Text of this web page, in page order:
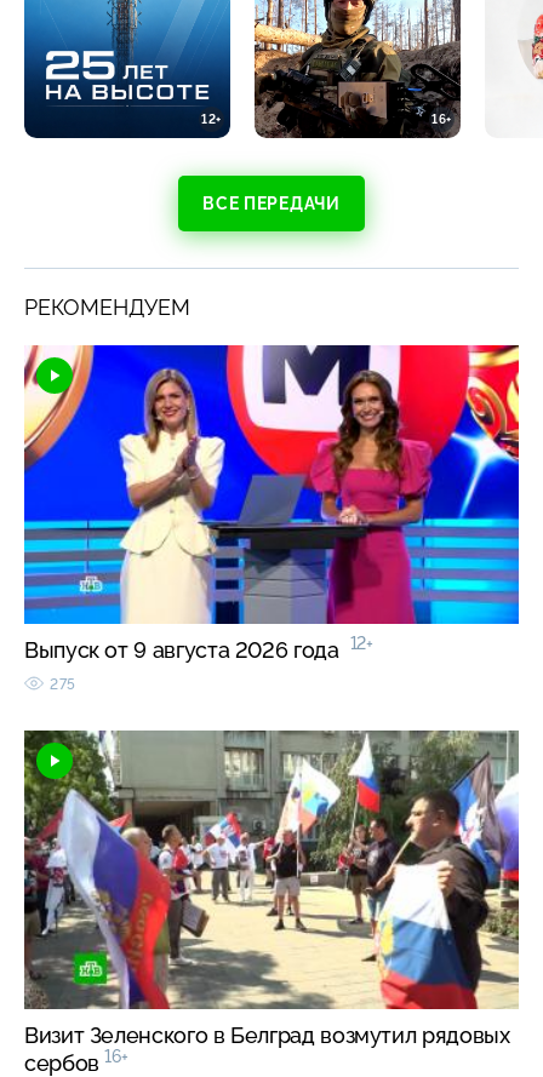
временем и вниманием. А смартфоны, какими бы
умными они ни казались, не защитят от злодеев».
12+ 16+
ВСЕ ПЕРЕДАЧИ
РЕКОМЕНДУЕМ
Выпуск от 9 августа 2026 года 12+
275
Визит Зеленского в Белград возмутил рядовых
сербов 16+